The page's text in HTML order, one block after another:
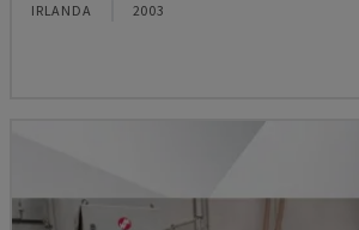
IRLANDA 2003